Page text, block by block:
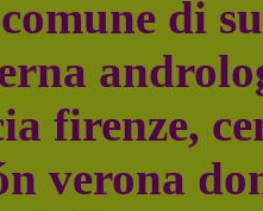
comune di
firenze,
verona